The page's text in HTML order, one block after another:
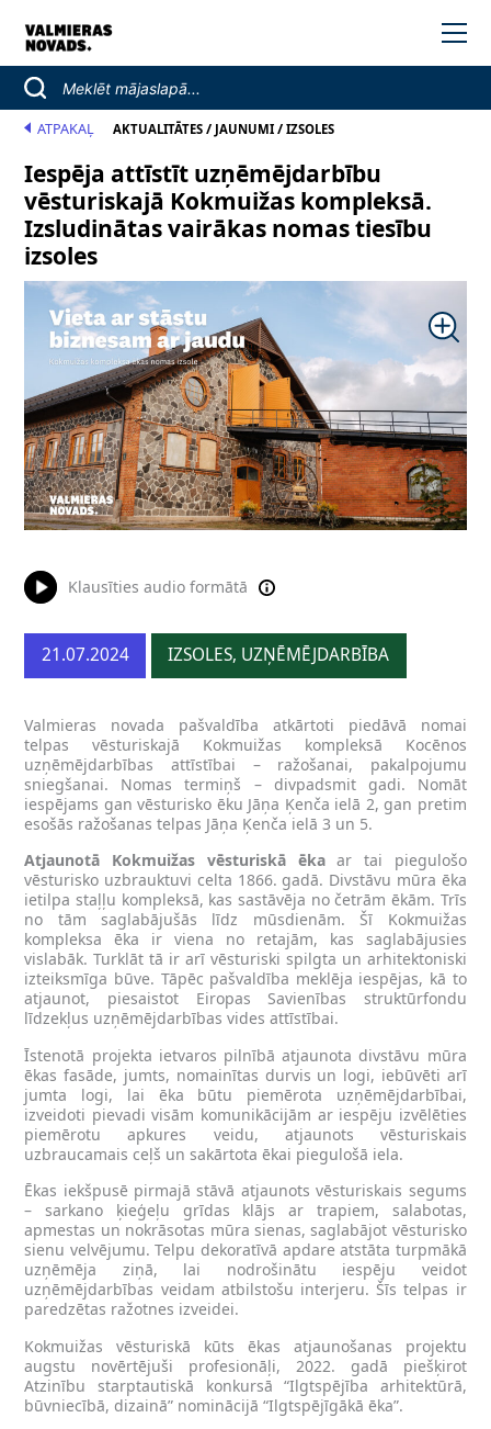
ATPAKAĻ AKTUALITĀTES/ JAUNUMI/ IZSOLES
Iespēja attīstīt uzņēmējdarbību
vēsturiskajā Kokmuižas kompleksā.
Izsludinātas vairākas nomas tiesību
izsoles
Klausīties audio formātā
21.07.2024 IZSOLES, UZŅĒMĒJDARBĪBA
Valmieras novada pašvaldība atkārtoti piedāvā nomai
telpas vēsturiskajā Kokmuižas kompleksā Kocēnos
uzņēmējdarbības attīstībai – ražošanai, pakalpojumu
sniegšanai. Nomas termiņš – divpadsmit gadi. Nomāt
iespējams gan vēsturisko ēku Jāņa Ķenča ielā 2, gan pretim
esošās ražošanas telpas Jāņa Ķenča ielā 3 un 5.
Atjaunotā Kokmuižas vēsturiskā ēkaar tai piegulošo
vēsturisko uzbrauktuvi celta 1866. gadā. Divstāvu mūra ēka
ietilpa staļļu kompleksā, kas sastāvēja no četrām ēkām. Trīs
no tām saglabājušās līdz mūsdienām. Šī Kokmuižas
kompleksa ēka ir viena no retajām, kas saglabājusies
vislabāk. Turklāt tā ir arī vēsturiski spilgta un arhitektoniski
izteiksmīga būve. Tāpēc pašvaldība meklēja iespējas, kā to
atjaunot, piesaistot Eiropas Savienības struktūrfondu
līdzekļus uzņēmējdarbības vides attīstībai.
Īstenotā projekta ietvaros pilnībā atjaunota divstāvu mūra
ēkas fasāde, jumts, nomainītas durvis un logi, iebūvēti arī
jumta logi, lai ēka būtu piemērota uzņēmējdarbībai,
izveidoti pievadi visām komunikācijām ar iespēju izvēlēties
piemērotu apkures veidu, atjaunots vēsturiskais
uzbraucamais ceļš un sakārtota ēkai piegulošā iela.
Ēkas iekšpusē pirmajā stāvā atjaunots vēsturiskais segums
– sarkano ķieģeļu grīdas klājs ar trapiem, salabotas,
apmestas un nokrāsotas mūra sienas, saglabājot vēsturisko
sienu velvējumu. Telpu dekoratīvā apdare atstāta turpmākā
uzņēmēja ziņā, lai nodrošinātu iespēju veidot
uzņēmējdarbības veidam atbilstošu interjeru. Šīs telpas ir
paredzētas ražotnes izveidei.
Kokmuižas vēsturiskā kūts ēkas atjaunošanas projektu
augstu novērtējuši profesionāļi, 2022. gadā piešķirot
Atzinību starptautiskā konkursā “Ilgtspējība arhitektūrā,
būvniecībā, dizainā” nominācijā “Ilgtspējīgākā ēka”.